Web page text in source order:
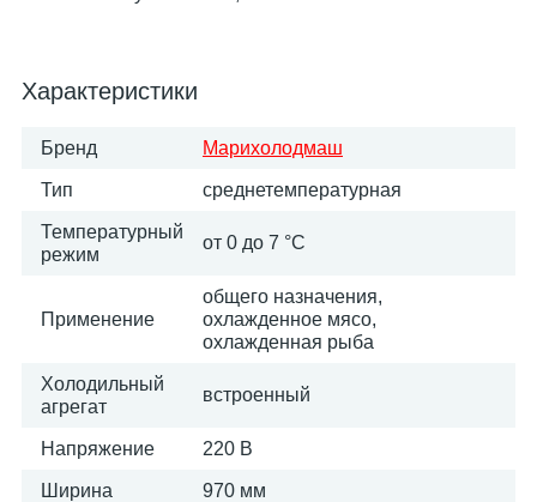
Характеристики
Бренд Марихолодмаш
Тип среднетемпературная
Температурный
режим
от 0 до 7 °C
Применение
общего назначения,
охлажденное мясо,
охлажденная рыба
Холодильный
агрегат
встроенный
Напряжение 220 В
Ширина 970 мм